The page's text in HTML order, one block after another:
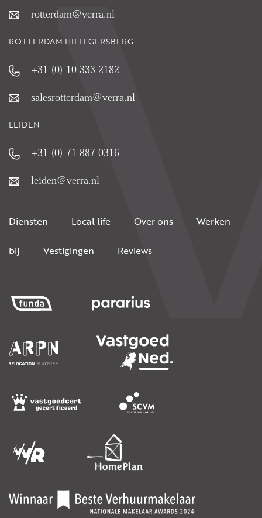
rotterdam@verra.nl
ROTTERDAM HILLEGERSBERG
+31 (0) 10 333 2182
salesrotterdam@verra.nl
LEIDEN
+31 (0) 71 887 0316
leiden@verra.nl
Diensten Local life Over ons Werken
bij Vestigingen Reviews